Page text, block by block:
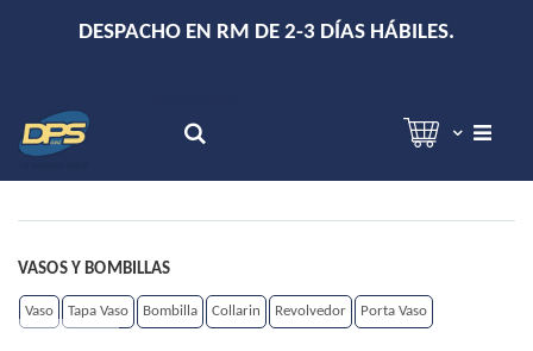
DESPACHO EN RM DE 2-3 DÍAS HÁBILES.
VASOS Y BOMBILLAS
Vaso Tapa Vaso Bombilla Collarin Revolvedor Porta Vaso